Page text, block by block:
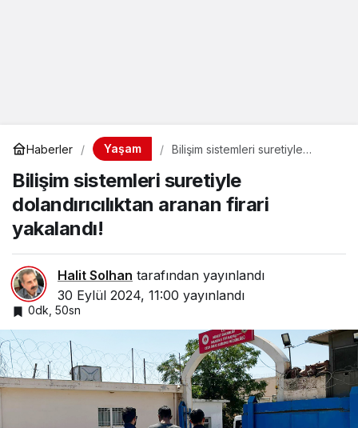
Haberler Yaşam
Bilişim sistemleri suretiyle
yakalandı!
Bilişim sistemleri suretiyle
dolandırıcılıktan aranan firari
yakalandı!
Halit Solhan tarafından yayınlandı
30 Eylül 2024, 11:00 yayınlandı
0dk, 50sn